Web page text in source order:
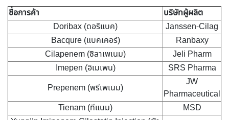
ชื่อการค้า
บริษัทผู้ผลิต
Doribax (ดอริแบค)
Janssen-Cilag
Bacqure (แบคเคอร์)
Ranbaxy
Cilapenem (ซิลาเพเนม)
Jeli Pharm
Imepen (อิเมเพน)
SRS Pharma
Prepenem (พรีเพเนม)
JW
Pharmaceutical
Tienam (ทีแนม)
MSD